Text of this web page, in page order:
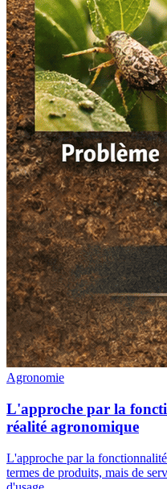
Agronomie
L'approche par la
réalité agronomique
L'approche par la
termes de produits, mais de